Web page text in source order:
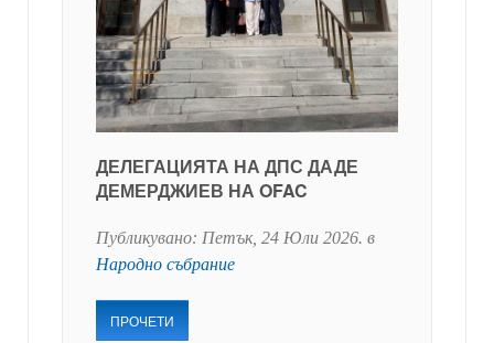
ДЕЛЕГАЦИЯТА НА ДПС ДАДЕ
ДЕМЕРДЖИЕВ НА OFAC
Публикувано: Петък, 24 Юли 2026. в
Народно събрание
ПРОЧЕТИ